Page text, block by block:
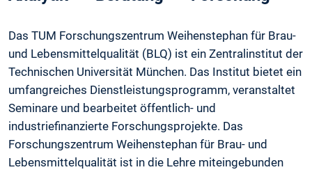
Das TUM Forschungszentrum Weihenstephan für Brau-
und Lebensmittelqualität (BLQ) ist ein Zentralinstitut der
Technischen Universität München. Das Institut bietet ein
umfangreiches Dienstleistungsprogramm, veranstaltet
Seminare und bearbeitet öffentlich- und
industriefinanzierte Forschungsprojekte. Das
Forschungszentrum Weihenstephan für Brau- und
Lebensmittelqualität ist in die Lehre miteingebunden